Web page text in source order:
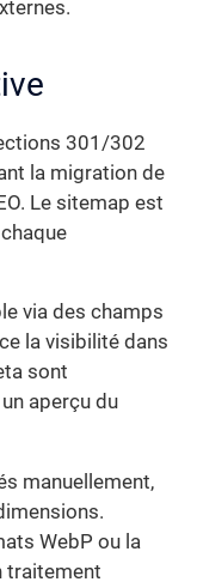
301/302
la migration de
Le sitemap est
via des champs
la visibilité dans
sont
aperçu du
manuellement,
WebP ou la
traitement